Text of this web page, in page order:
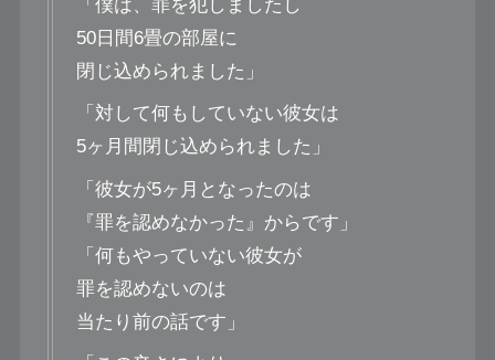
「僕は、罪を犯しましたし
50日間6畳の部屋に
閉じ込められました」
「対して何もしていない彼女は
5ヶ月間閉じ込められました」
「彼女が5ヶ月となったのは
『罪を認めなかった』からです」
「何もやっていない彼女が
罪を認めないのは
当たり前の話です」